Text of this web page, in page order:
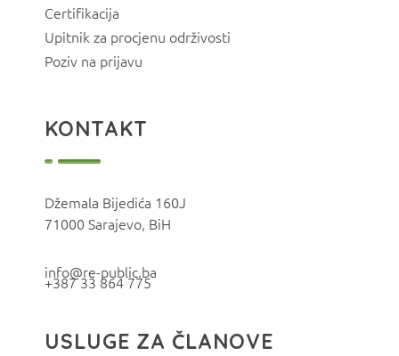
Certifikacija
Upitnik za procjenu održivosti
Poziv na prijavu
KONTAKT
Džemala Bijedića 160J
71000 Sarajevo, BiH
info@re-public.ba
+387 33 864 775
USLUGE ZA ČLANOVE